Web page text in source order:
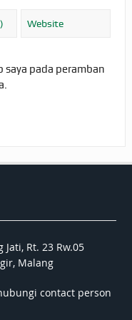
saya pada peramban
Rt. 23 Rw.05
Malang
contact person